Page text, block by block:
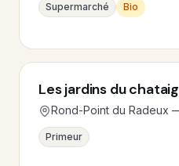
Supermarché Bio
Les jardins du
Rond-Point du Radeux
Primeur